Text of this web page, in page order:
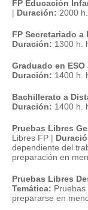
FP Educación
| Duración: 2000
FP Secretariado a
Duración: 1300 h.
Graduado en
Duración: 1400 h.
Bachillerato a
Duración: 1400 h.
Pruebas Libres
Libres FP |
dependiente del
preparación en
Pruebas Libres
Temática:
prepararse en